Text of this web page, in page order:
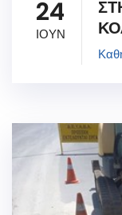
24
ΙΟΥΝ